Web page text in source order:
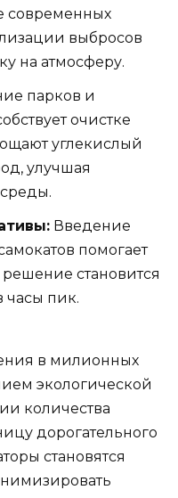
современных
выбросов
на атмосферу.
парков и
очистке
углекислый
улучшая
Введение
помогает
решение становится
часы пик.
в милионных
экологической
количества
дорогательного
становятся